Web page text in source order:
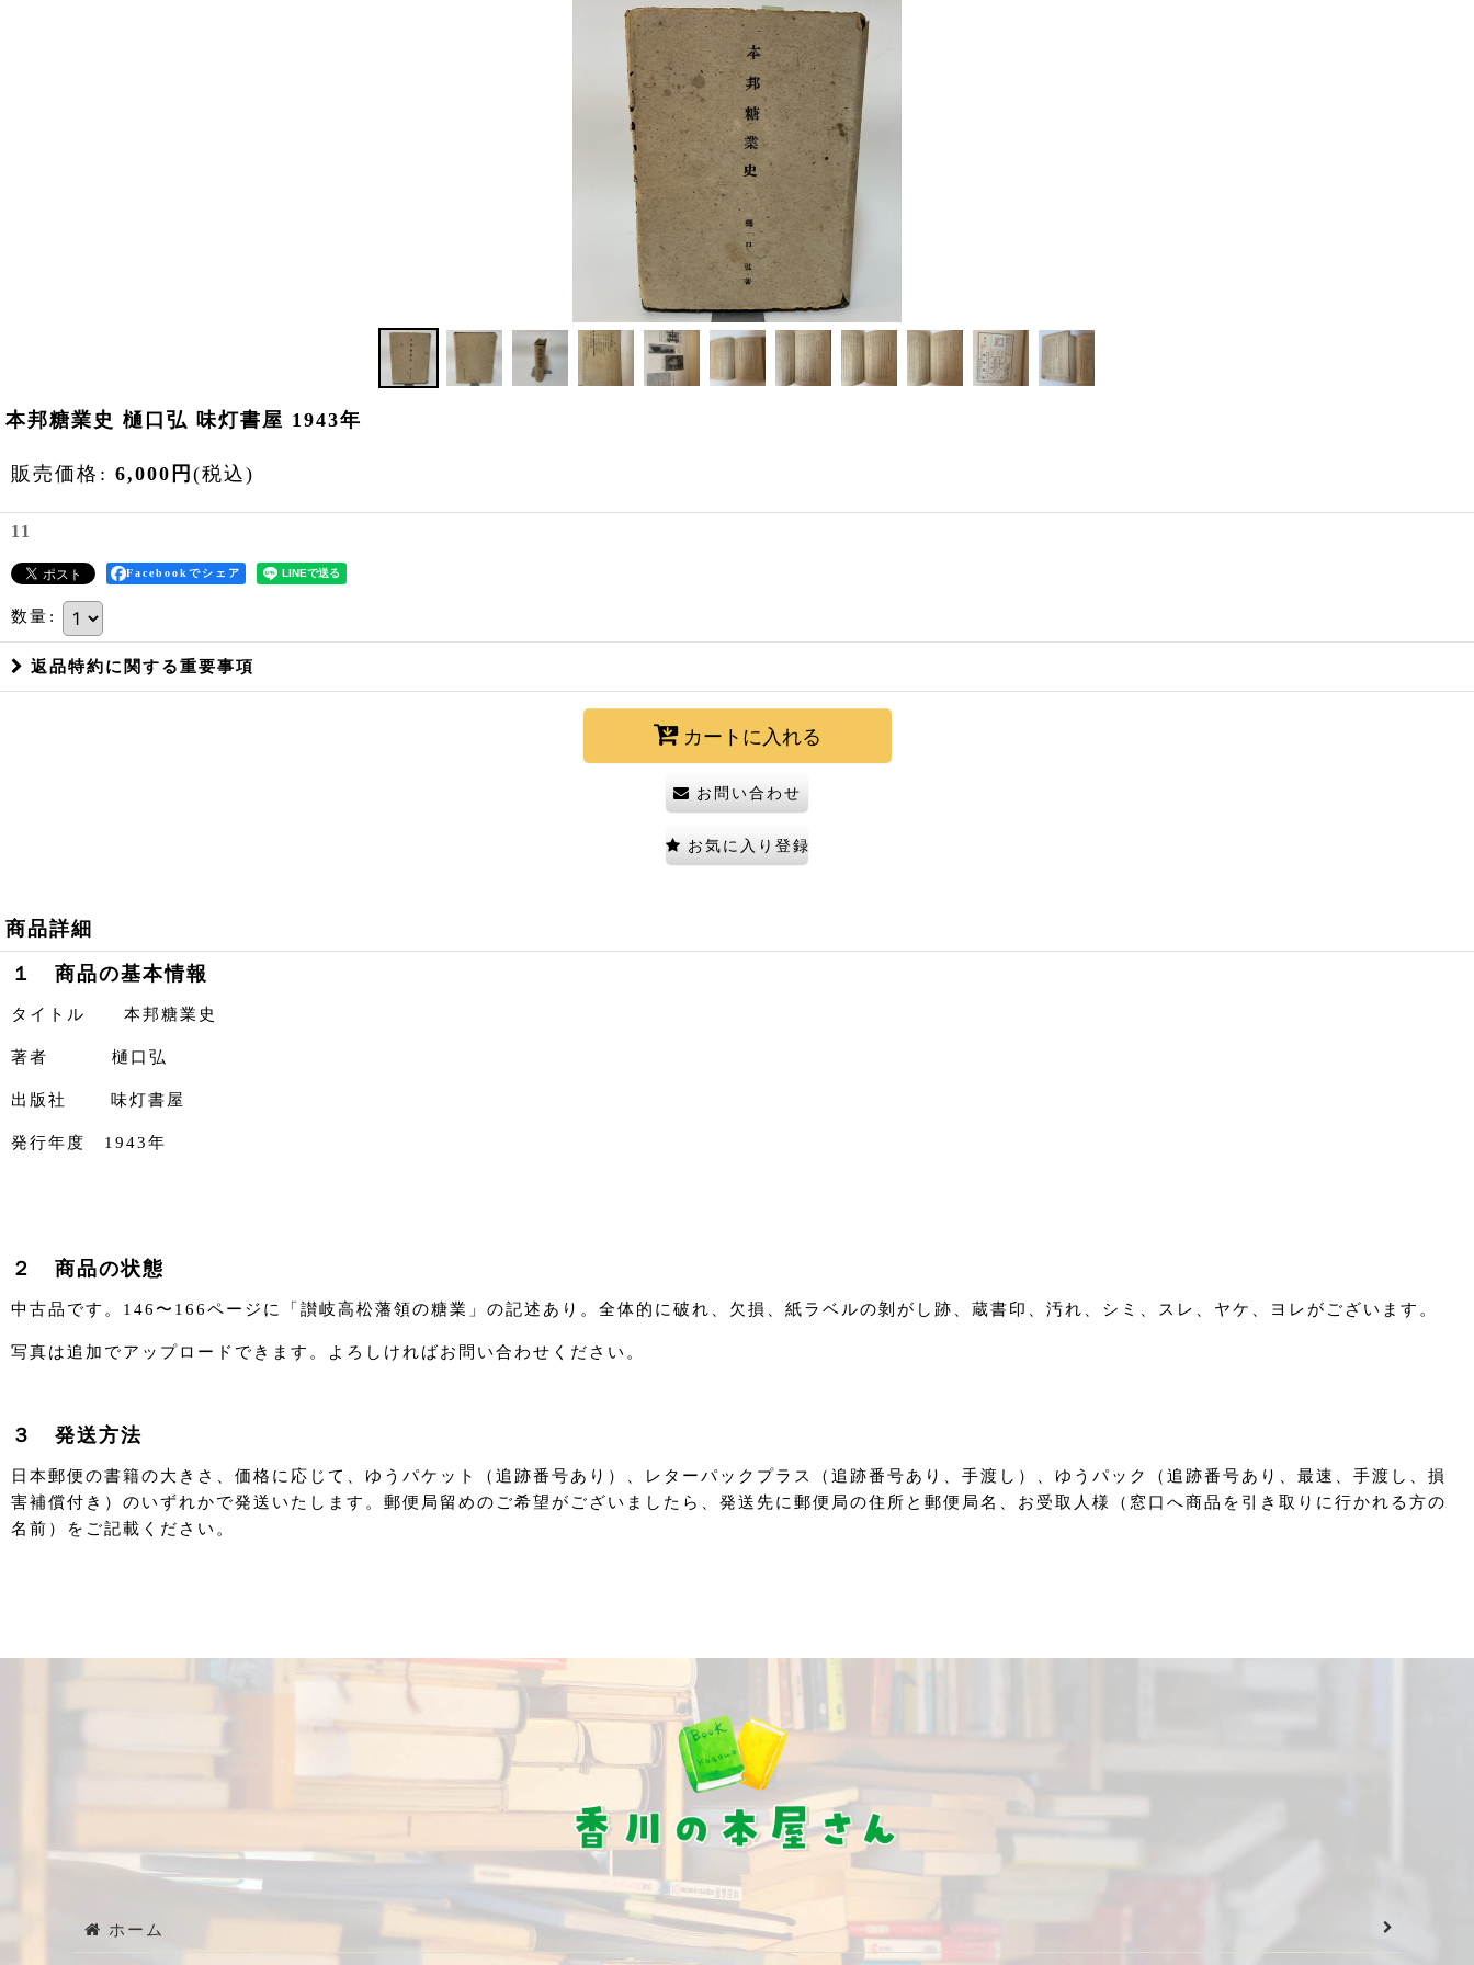
本邦糖業史 樋口弘 味灯書屋 1943年
販売価格 : 6,000 円 (税込)
11
Facebookでシェア
数量 :
返品特約に関する重要事項
カートに入れる
お問い合わせ
お気に入り登録
商品詳細
１ 商品の基本情報
タイトル 本邦糖業史
著者 樋口弘
出版社 味灯書屋
発行年度 1943年
２ 商品の状態
中古品です。146〜166ページに「讃岐高松藩領の糖業」の記述あり。全体的に破れ、欠損、紙ラベルの剝がし跡、蔵書印、汚れ、シミ、スレ、ヤケ、ヨレがございます。
写真は追加でアップロードできます。よろしければお問い合わせください。
３ 発送方法
日本郵便の書籍の大きさ、価格に応じて、ゆうパケット（追跡番号あり）、レターパックプラス（追跡番号あり、手渡し）、ゆうパック（追跡番号あり、最速、手渡し、損
害補償付き）のいずれかで発送いたします。郵便局留めのご希望がございましたら、発送先に郵便局の住所と郵便局名、お受取人様（窓口へ商品を引き取りに行かれる方の
名前）をご記載ください。
ホーム